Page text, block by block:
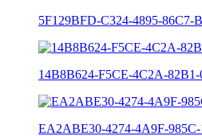
5F129BFD-C324-4895-86C7-
14B8B624-F5CE-4C2A-
EA2ABE30-4274-4A9F-